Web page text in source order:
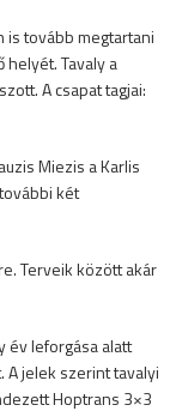
is tovább megtartani
Tavaly a
A csapat tagjai:
Miezis a Karlis
két
Terveik között akár
év leforgása alatt
A jelek szerint tavalyi
Hoptrans 3×3